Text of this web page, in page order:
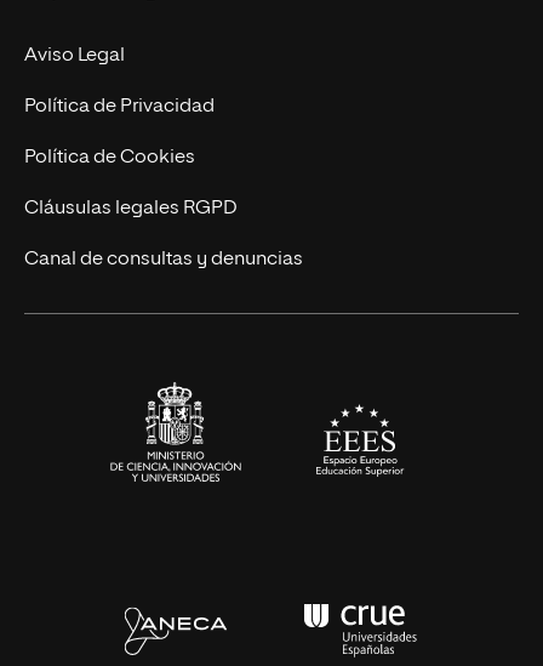
MBA
Marketing y Comunicación
Ingeniería
Diseño
Ciencias de la Salud
Contacto
Aviso Legal
Política de Privacidad
Política de Cookies
Cláusulas legales RGPD
Canal de consultas y denuncias